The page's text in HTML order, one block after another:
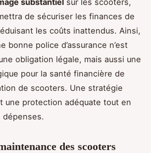
de sécuriser les finances de
les coûts inattendus. Ainsi,
bonne police d’assurance n’est
obligation légale, mais aussi une
pour la santé financière de
de scooters. Une stratégie
une protection adéquate tout en
dépenses.
des scooters